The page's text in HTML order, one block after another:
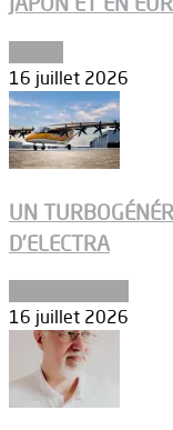
16 juillet 2026
UN
D’ELECTRA
16 juillet 2026